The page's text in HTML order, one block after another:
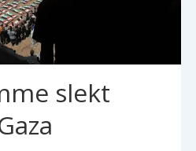
slekt